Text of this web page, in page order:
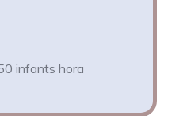
infants hora